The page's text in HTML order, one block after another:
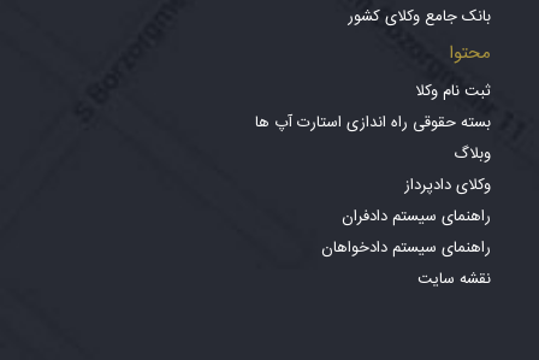
بانک جامع وکلای کشور
محتوا
ثبت نام وکلا
بسته حقوقی راه اندازی استارت آپ ها
وبلاگ
وکلای دادپرداز
راهنمای سیستم دادفران
راهنمای سیستم دادخواهان
نقشه سایت